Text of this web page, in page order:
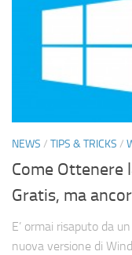
NEWS / TIPS & TRICKS /
Come Ottenere
Gratis, ma
E’ ormai risaputo da
nuova versione di